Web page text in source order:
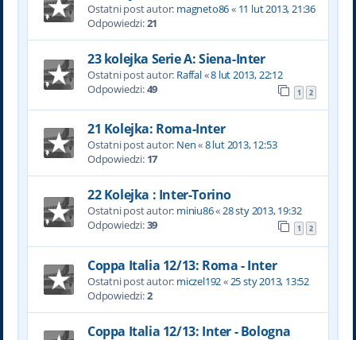
Ostatni post autor: magneto86« 11 lut 2013, 21:36
Odpowiedzi:21
23 kolejka Serie A: Siena-Inter
Ostatni post autor: Raffal«8 lut 2013, 22:12
Odpowiedzi:49 1 2
21 Kolejka: Roma-Inter
Ostatni post autor: Nen«8 lut 2013, 12:53
Odpowiedzi: 17
22 Kolejka : Inter-Torino
Ostatni post autor: miniu86«28 sty 2013, 19:32
Odpowiedzi:39 1 2
Coppa Italia 12/13: Roma - Inter
Ostatni post autor: miczel192« 25 sty 2013, 13:52
Odpowiedzi:2
Coppa Italia 12/13: Inter - Bologna